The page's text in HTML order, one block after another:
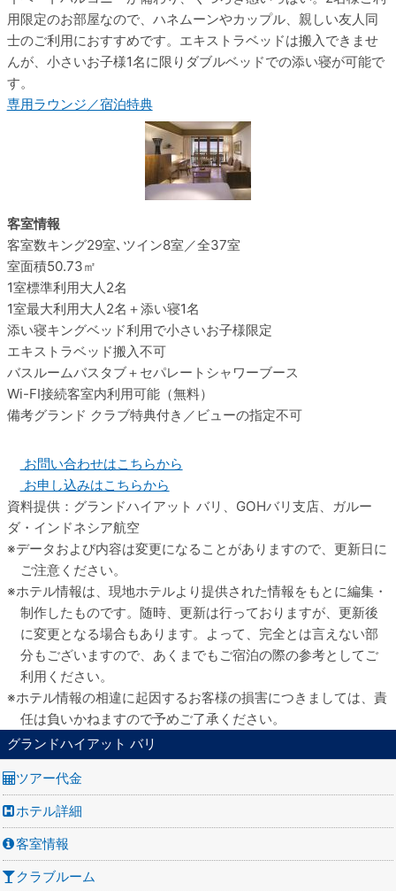
用限定のお部屋なので、ハネムーンやカップル、親しい友人同
士のご利用におすすめです。エキストラベッドは搬入できませ
んが、小さいお子様1名に限りダブルベッドでの添い寝が可能で
す。
専用ラウンジ／宿泊特典
客室情報
客室数キング29室､ツイン8室／全37室
室面積50.73㎡
1室標準利用大人2名
1室最大利用大人2名＋添い寝1名
添い寝キングベッド利用で小さいお子様限定
エキストラベッド搬入不可
バスルームバスタブ＋セパレートシャワーブース
Wi-FI接続客室内利用可能（無料）
備考グランド クラブ特典付き／ビューの指定不可
お問い合わせはこちらから
お申し込みはこちらから
資料提供：グランドハイアット バリ、GOHバリ支店、ガルー
ダ・インドネシア航空
データおよび内容は変更になることがありますので、更新日に
ご注意ください。
ホテル情報は、現地ホテルより提供された情報をもとに編集・
制作したものです。随時、更新は行っておりますが、更新後
に変更となる場合もあります。よって、完全とは言えない部
分もございますので、あくまでもご宿泊の際の参考としてご
利用ください。
ホテル情報の相違に起因するお客様の損害につきましては、責
任は負いかねますので予めご了承ください。
グランドハイアット バリ
ツアー代金
ホテル詳細
客室情報
クラブルーム